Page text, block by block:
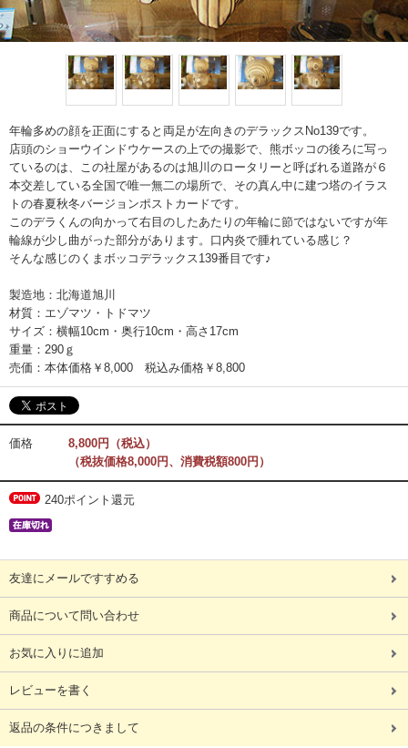
年輪多めの顔を正面にすると両足が左向きのデラックスNo139です。
店頭のショーウインドウケースの上での撮影で、熊ボッコの後ろに写っ
ているのは、この社屋があるのは旭川のロータリーと呼ばれる道路が６
本交差している全国で唯一無二の場所で、その真ん中に建つ塔のイラス
トの春夏秋冬バージョンポストカードです。
このデラくんの向かって右目のしたあたりの年輪に節ではないですが年
輪線が少し曲がった部分があります。口内炎で腫れている感じ？
そんな感じのくまボッコデラックス139番目です♪
製造地：北海道旭川
材質：エゾマツ・トドマツ
サイズ：横幅10cm・奥行10cm・高さ17cm
重量：290ｇ
売価：本体価格￥8,000 税込み価格￥8,800
価格
8,800円（税込）
（税抜価格8,000円、消費税額800円）
240ポイント還元
友達にメールですすめる
商品について問い合わせ
お気に入りに追加
レビューを書く
返品の条件につきまして